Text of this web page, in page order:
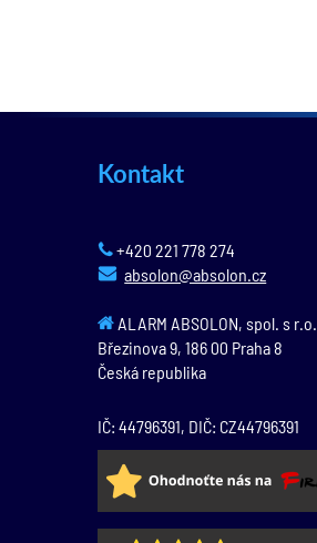
Kontakt
+420 221 778 274
absolon@absolon.cz
ALARM ABSOLON, spol. s r.o.
Březinova 9,186 00 Praha 8
Česká republika
IČ: 44796391, DIČ: CZ44796391